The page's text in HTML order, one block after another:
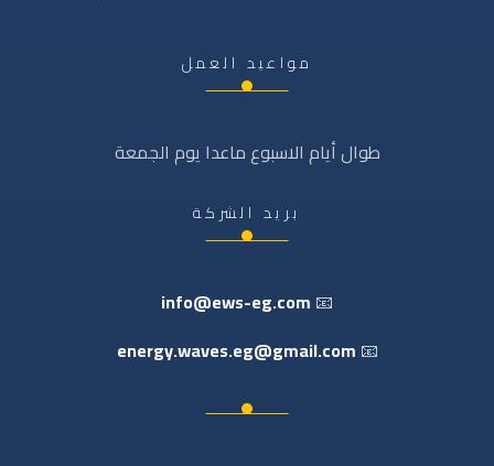
مواعيد العمل
طوال أيام الاسبوع ماعدا يوم الجمعة
بريد الشركة
📧
info@ews-eg.com
📧
energy.waves.eg@gmail.com